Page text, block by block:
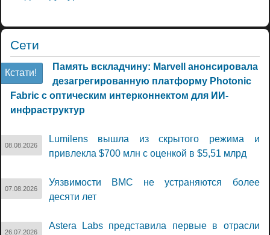
Сети
Кстати!
Память вскладчину: Marvell анонсировала
дезагрегированную платформу Photonic
Fabric с оптическим интерконнектом для ИИ-
инфраструктур
08.08.2026
Lumilens вышла из скрытого режима и
привлекла $700 млн с оценкой в $5,51 млрд
07.08.2026
Уязвимости BMC не устраняются более
десяти лет
26.07.2026
Astera Labs представила первые в отрасли